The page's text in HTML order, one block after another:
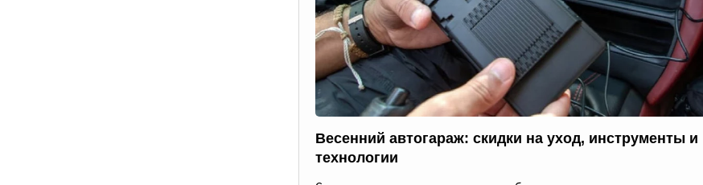
Весенний автогараж: скидки на уход, инструменты и
технологии